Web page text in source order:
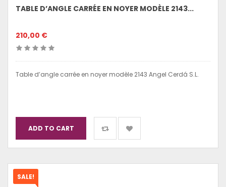
TABLE D’ANGLE CARRÉE EN NOYER MODÈLE 2143...
210,00 €
Table d’angle carrée en noyer modèle 2143 Angel Cerdá S.L.
ADD TO CART
SALE!